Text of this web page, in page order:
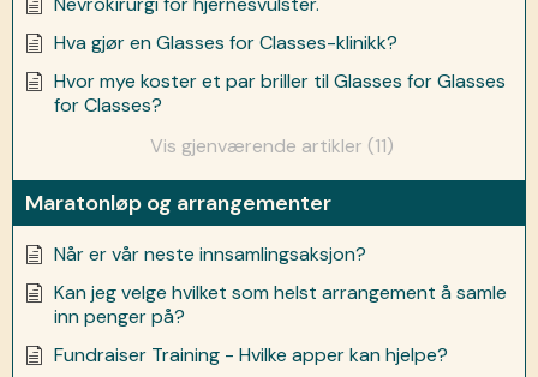
Hva gjør en Glasses for Classes-klinikk?
Hvor mye koster et par briller til Glasses for Glasses
for Classes?
Vis gjenværende artikler (11)
Maratonløp og arrangementer
Når er vår neste innsamlingsaksjon?
Kan jeg velge hvilket som helst arrangement å samle
inn penger på?
Fundraiser Training - Hvilke apper kan hjelpe?